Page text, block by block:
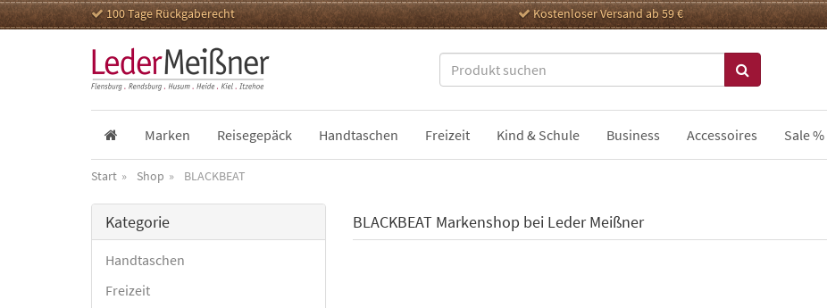
100 Tage Rückgaberecht Kostenloser Versand ab 59 €
Marken Reisegepäck Handtaschen Freizeit Kind & Schule Business Accessoires Sale %
Start Shop BLACKBEAT
Kategorie
Handtaschen
Freizeit
BLACKBEAT Markenshop bei Leder Meißner